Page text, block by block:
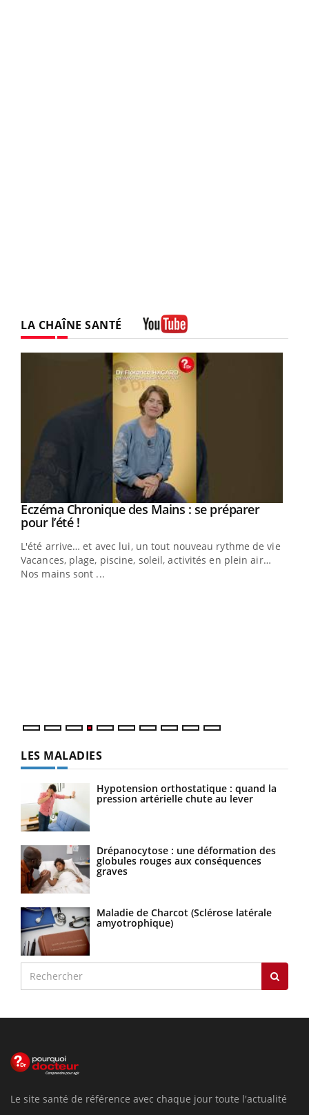
LA CHAÎNE SANTÉ
Youtube
Eczéma Chronique des Mains : se préparer
pour l’été !Youtube
L'été arrive… et avec lui, un tout nouveau rythme de vie !
Vacances, plage, piscine, soleil, activités en plein air…
Nos mains sont ...
LES MALADIES
Hypotension orthostatique : quand la
pression artérielle chute au lever
Drépanocytose : une déformation des
globules rouges aux conséquences
graves
Maladie de Charcot (Sclérose latérale
amyotrophique)
Le site santé de référence avec chaque jour toute l'actualité